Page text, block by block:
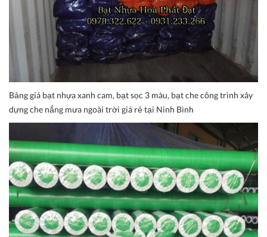
Bảng giá bạt nhựa xanh cam, bạt sọc 3 màu, bạt che công trình xây
dựng che nắng mưa ngoài trời giá rẻ tại Ninh Bình